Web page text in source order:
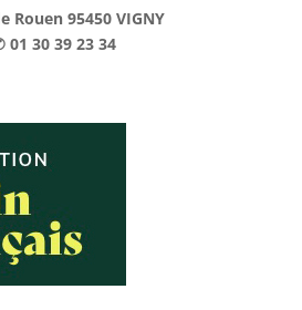
Rouen 95450 VIGNY
01 30 39 23 34